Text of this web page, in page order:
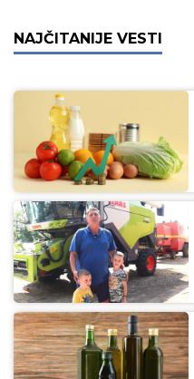
NAJČITANIJE VESTI